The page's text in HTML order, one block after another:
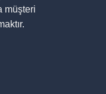
müşteri